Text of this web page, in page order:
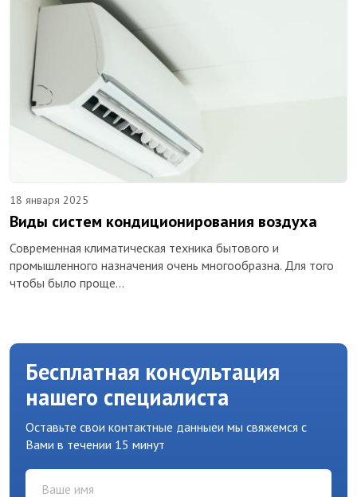
18 января 2025
Виды систем кондиционирования воздуха
Современная климатическая техника бытового и
промышленного назначения очень многообразна. Для того
чтобы было проще…
Бесплатная консультация
нашего специалиста
Оставьте свои контактные данныеи мы свяжемся с
Вами в течении 15 минут
name